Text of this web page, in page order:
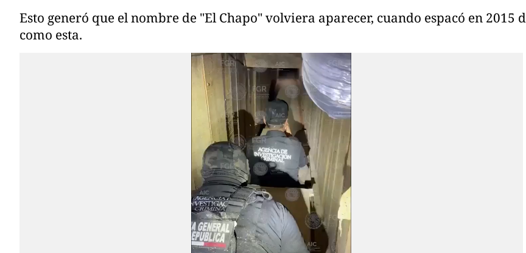
Esto generó que el nombre de "El Chapo" volviera aparecer, cuando espacó en
como esta.